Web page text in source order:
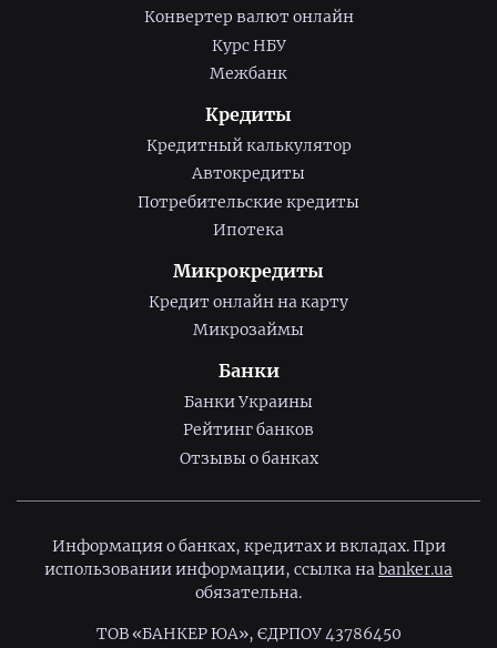
Конвертер валют онлайн
Курс НБУ
Межбанк
Кредиты
Кредитный калькулятор
Автокредиты
Потребительские кредиты
Ипотека
Микрокредиты
Кредит онлайн на карту
Микрозаймы
Банки
Банки Украины
Рейтинг банков
Отзывы о банках
Информация о банках, кредитах и вкладах. При
использовании информации, ссылка на banker.ua
обязательна.
ТОВ «БАНКЕР ЮА», ЄДРПОУ 43786450